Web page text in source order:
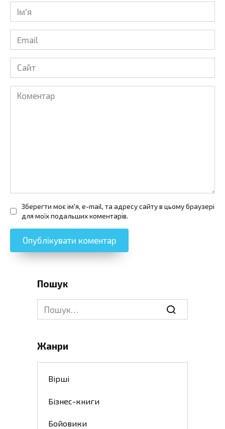
Ім'я
Email
Сайт
Коментар
Зберегти моє ім'я, e-mail, та адресу сайту в цьому браузері
для моїх подальших коментарів.
Пошук
Search
for:
Жанри
Вірші
Бізнес-книги
Бойовики